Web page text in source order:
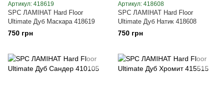
Артикул: 418619
SPC ЛАМІНАТ Hard Floor
Ultimate Дуб Маскара 418619
750 грн
Артикул: 418608
SPC ЛАМІНАТ Hard Floor
Ultimate Дуб Натик 418608
750 грн